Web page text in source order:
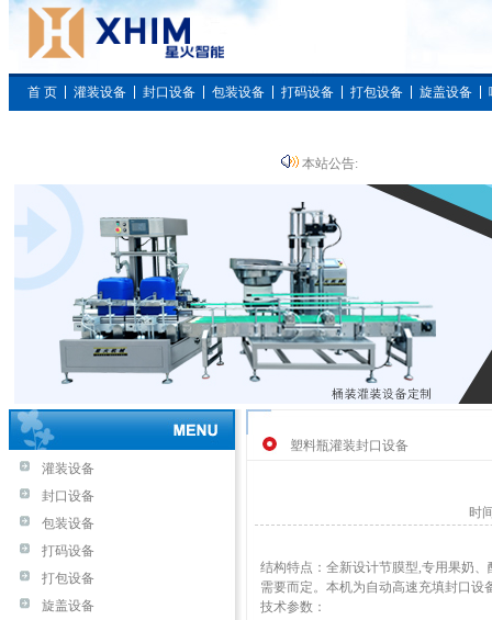
首 页 灌装设备 封口设备 包装设备 打码设备 打包设备 旋盖设备
本站公告:
灌装设备
封口设备
包装设备
打码设备
打包设备
旋盖设备
塑料瓶灌装封口设备
时
结构特点：全新设计节膜型,专用果奶
需要而定。本机为自动高速充填封口
技术参数：